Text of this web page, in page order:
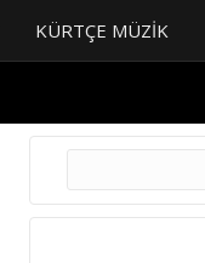
KÜRTÇE MÜZIK
Arama: